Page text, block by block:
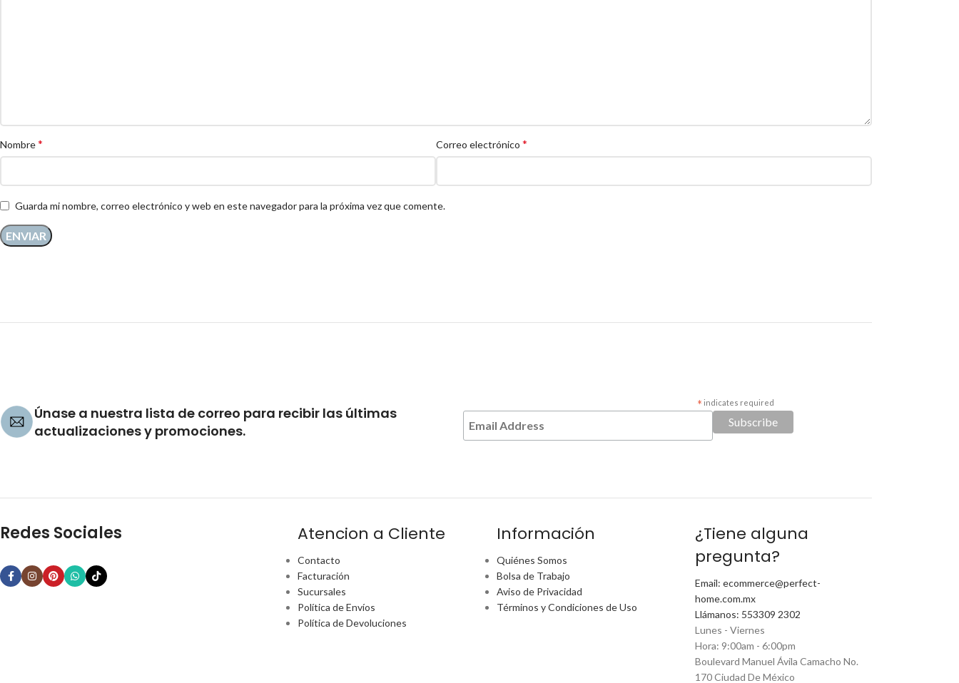
Nombre* Correo electrónico *
Guarda mi nombre, correo electrónico y web en este navegador para la próxima vez que comente.
Únase a nuestra lista de correo para recibir las últimas
actualizaciones y promociones.
* indicates required
Redes Sociales Atencion a Cliente
Contacto
Facturación
Sucursales
Política de Envíos
Política de Devoluciones
Información
Quiénes Somos
Bolsa de Trabajo
Aviso de Privacidad
Términos y Condiciones de Uso
¿Tiene alguna
pregunta?
Email: ecommerce@perfect-
home.com.mx
Llámanos: 553309 2302
Lunes - Viernes
Hora: 9:00am - 6:00pm
Boulevard Manuel Ávila Camacho No.
170 Ciudad De México